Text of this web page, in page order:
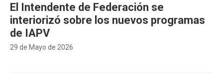
29 de Mayo de 2026
El Intendente de Federación se
interiorizó sobre los nuevos programas
de IAPV